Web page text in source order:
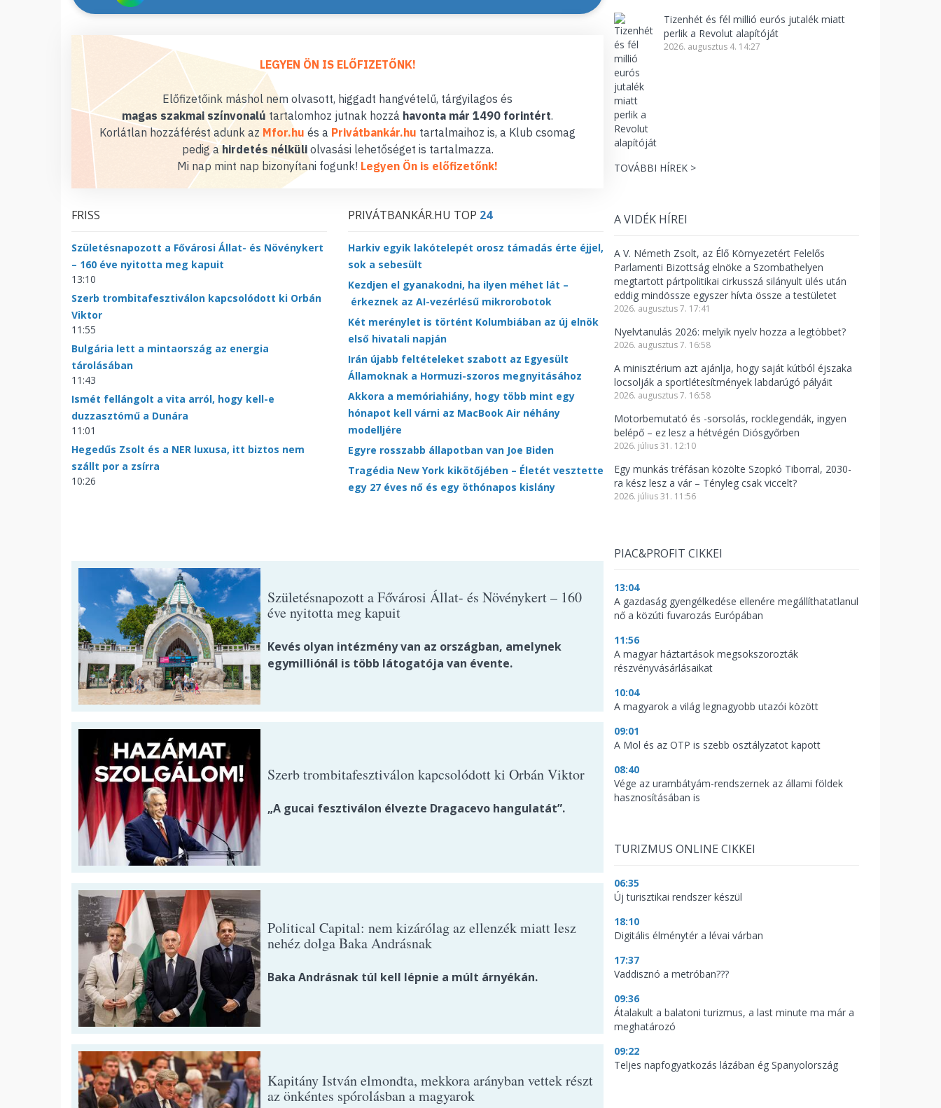
LEGYEN ÖN IS ELŐFIZETŐNK!
Előfizetőink máshol nem olvasott, higgadt hangvételű, tárgyilagos és
magas szakmai színvonalú tartalomhoz jutnak hozzá havonta már 1490 forintért.
Korlátlan hozzáférést adunk az Mfor.hu és a Privátbankár.hu tartalmaihoz is, a Klub csomag
pedig ahirdetés nélküliolvasási lehetőséget is tartalmazza.
Mi nap mint nap bizonyítani fogunk! Legyen Ön is előfizetőnk!
FRISS
Születésnapozott a Fővárosi Állat- és Növénykert
– 160 éve nyitotta meg kapuit
13:10
Szerb trombitafesztiválon kapcsolódott ki Orbán
Viktor
11:55
Bulgária lett a mintaország az energia
tárolásában
11:43
Ismét fellángolt a vita arról, hogy kell-e
duzzasztómű a Dunára
11:01
Hegedűs Zsolt és a NER luxusa, itt biztos nem
szállt por a zsírra
10:26
PRIVÁTBANKÁR.HU TOP 24
Harkiv egyik lakótelepét orosz támadás érte éjjel,
sok a sebesült
Kezdjen el gyanakodni, ha ilyen méhet lát –
érkeznek az AI-vezérlésű mikrorobotok
Két merénylet is történt Kolumbiában az új elnök
első hivatali napján
Irán újabb feltételeket szabott az Egyesült
Államoknak a Hormuzi-szoros megnyitásához
Akkora a memóriahiány, hogy több mint egy
hónapot kell várni az MacBook Air néhány
modelljére
Egyre rosszabb állapotban van Joe Biden
Tragédia New York kikötőjében – Életét vesztette
egy 27 éves nő és egy öthónapos kislány
Születésnapozott a Fővárosi Állat- és Növénykert – 160
éve nyitotta meg kapuit
Kevés olyan intézmény van az országban, amelynek
egymilliónál is több látogatója van évente.
Szerb trombitafesztiválon kapcsolódott ki Orbán Viktor
„A gucai fesztiválon élvezte Dragacevo hangulatát”.
Political Capital: nem kizárólag az ellenzék miatt lesz
nehéz dolga Baka Andrásnak
Baka Andrásnak túl kell lépnie a múlt árnyékán.
Kapitány István elmondta, mekkora arányban vettek részt
az önkéntes spórolásban a magyarok
Tizenhét és fél millió eurós jutalék miatt
perlik a Revolut alapítóját
2026. augusztus 4. 14:27
TOVÁBBI HÍREK >
A VIDÉK HÍREI
A V. Németh Zsolt, az Élő Környezetért Felelős
Parlamenti Bizottság elnöke a Szombathelyen
megtartott pártpolitikai cirkusszá silányult ülés után
eddig mindössze egyszer hívta össze a testületet
2026. augusztus 7. 17:41
Nyelvtanulás 2026: melyik nyelv hozza a legtöbbet?
2026. augusztus 7. 16:58
A minisztérium azt ajánlja, hogy saját kútból éjszaka
locsolják a sportlétesítmények labdarúgó pályáit
2026. augusztus 7. 16:58
Motorbemutató és -sorsolás, rocklegendák, ingyen
belépő – ez lesz a hétvégén Diósgyőrben
2026. július 31. 12:10
Egy munkás tréfásan közölte Szopkó Tiborral, 2030-
ra kész lesz a vár – Tényleg csak viccelt?
2026. július 31. 11:56
PIAC&PROFIT CIKKEI
13:04
A gazdaság gyengélkedése ellenére megállíthatatlanul
nő a közúti fuvarozás Európában
11:56
A magyar háztartások megsokszorozták
részvényvásárlásaikat
10:04
A magyarok a világ legnagyobb utazói között
09:01
A Mol és az OTP is szebb osztályzatot kapott
08:40
Vége az urambátyám-rendszernek az állami földek
hasznosításában is
TURIZMUS ONLINE CIKKEI
06:35
Új turisztikai rendszer készül
18:10
Digitális élménytér a lévai várban
17:37
Vaddisznó a metróban???
09:36
Átalakult a balatoni turizmus, a last minute ma már a
meghatározó
09:22
Teljes napfogyatkozás lázában ég Spanyolország